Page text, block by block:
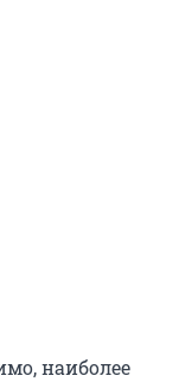
наиболее